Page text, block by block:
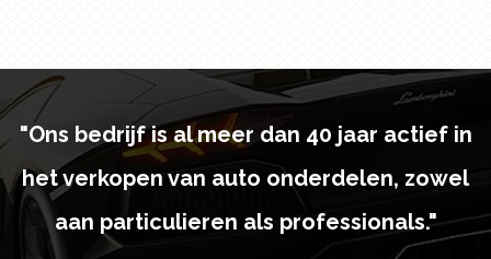
"Ons bedrijf is al meer dan 40 jaar actief in
het verkopen van auto onderdelen, zowel
aan particulieren als professionals."